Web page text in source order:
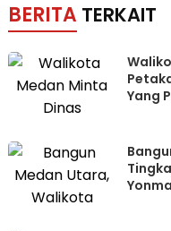
BERITA TERKAIT
Yang